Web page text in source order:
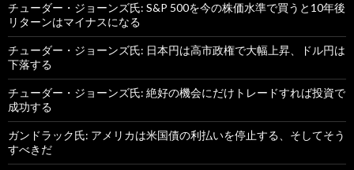
チューダー・ジョーンズ氏: S&P 500を今の株価水準で買うと10年後
リターンはマイナスになる
チューダー・ジョーンズ氏: 日本円は高市政権で大幅上昇、ドル円は
下落する
チューダー・ジョーンズ氏: 絶好の機会にだけトレードすれば投資で
成功する
ガンドラック氏: アメリカは米国債の利払いを停止する、そしてそう
すべきだ